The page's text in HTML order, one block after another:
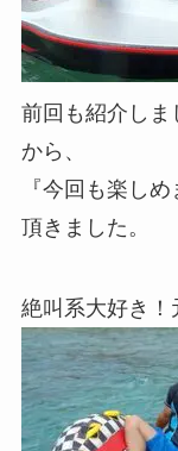
前回も紹介し
から、
『今回も楽し
頂きました。
絶叫系大好き